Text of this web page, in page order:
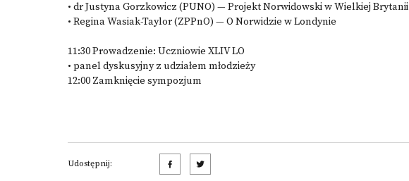
• dr Justyna Gorzkowicz (PUNO) — Projekt Norwidowski w Wielkiej Brytanii
• Regina Wasiak-Taylor (ZPPnO) — O Norwidzie w Londynie
11:30 Prowadzenie: Uczniowie XLIV LO
• panel dyskusyjny z udziałem młodzieży
12:00 Zamknięcie sympozjum
Udostępnij: